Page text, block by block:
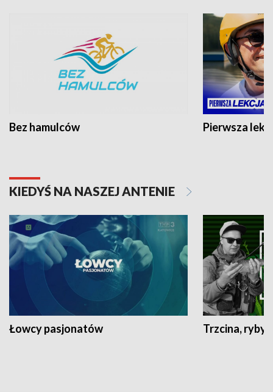
Bez hamulców Pierwsza
KIEDYŚ NA NASZEJ ANTENIE
Łowcy pasjonatów Trzcina, ryby